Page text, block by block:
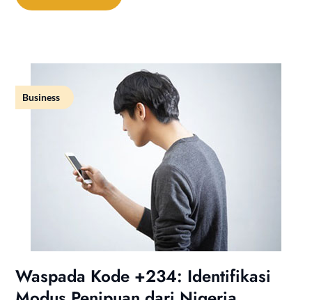
Business
Waspada Kode +234: Identifikasi